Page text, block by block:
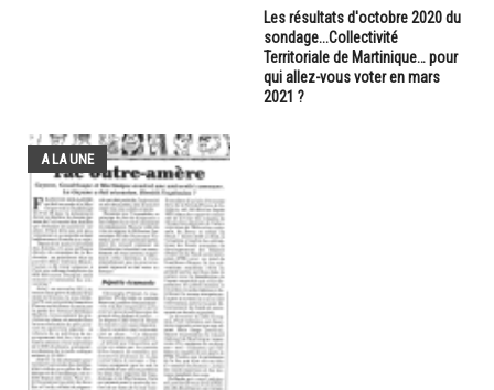
Les résultats d'octobre 2020 du
sondage...Collectivité
Territoriale de Martinique… pour
qui allez-vous voter en mars
2021 ?
A LA UNE